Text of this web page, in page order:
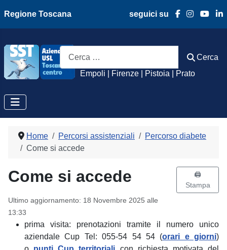
Regione Toscana seguici su
Azienda Usl
Empoli | Firenze | Pistoia | Prato
Cerca
Cerca
Home Percorsi assistenziali
Percorso diabete
Come si accede
Come si accede
Ultimo aggiornamento: 18 Novembre 2025 alle
13:33
🖨️
Stampa
prima visita: prenotazioni tramite il numero unico
aziendale Cup Tel: 055-54 54 54 (orari e giorni)